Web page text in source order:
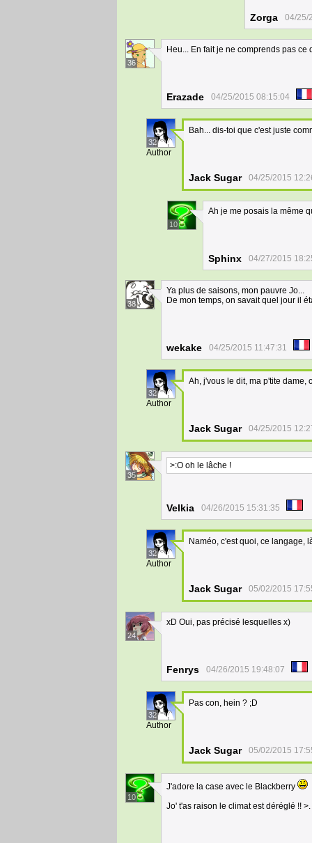
Zorga 04/25/
36
Heu... En fait je ne comprends pas ce
Erazade 04/25/2015 08:15:04
32
Author
Bah... dis-toi que c'est juste
Jack Sugar 04/25/2015
10
Ah je me posais la même
Sphinx 04/27/2015
38
Ya plus de saisons, mon pauvre Jo...
De mon temps, on savait quel jour il
wekake 04/25/2015 11:47:31
32
Author
Ah, j'vous le dit, ma p'tite dame,
Jack Sugar 04/25/2015
35
>:O oh le lâche !
Velkia 04/26/2015 15:31:35
32
Author
Naméo, c'est quoi, ce langage,
Jack Sugar 05/02/2015
24
xD Oui, pas précisé lesquelles x)
Fenrys 04/26/2015 19:48:07
32
Author
Pas con, hein ? ;D
Jack Sugar 05/02/2015
10
J'adore la case avec le Blackberry
Jo' t'as raison le climat est déréglé !! >.